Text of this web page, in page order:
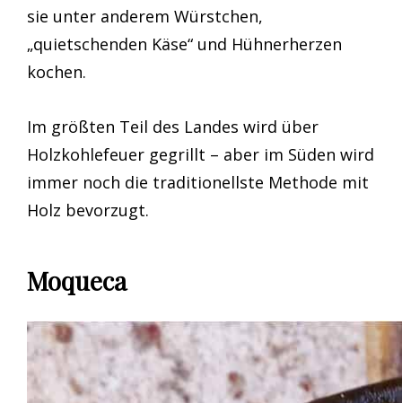
sie unter anderem Würstchen,
„quietschenden Käse“ und Hühnerherzen
kochen.
Im größten Teil des Landes wird über
Holzkohlefeuer gegrillt – aber im Süden wird
immer noch die traditionellste Methode mit
Holz bevorzugt.
Moqueca